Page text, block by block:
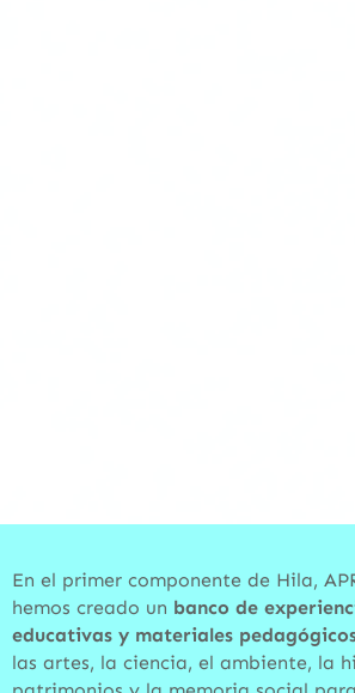
En el primer componente de Hila,
hemos creado un banco de
educativas y materiales
las artes, la ciencia, el ambiente, la